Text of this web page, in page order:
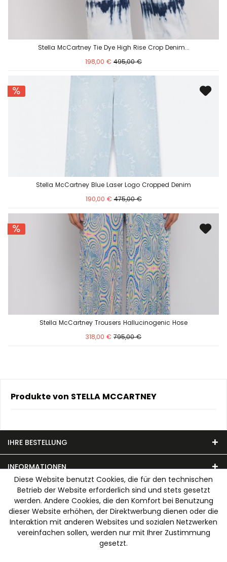
Stella McCartney Tie Dye High Rise Crop Denim...
198,00 € 495,00 €
Stella McCartney Blue Laser Logo Cropped Denim
190,00 € 475,00 €
Stella McCartney Trousers Hallucinogenic Hose
318,00 € 795,00 €
Produkte von STELLA MCCARTNEY
IHRE BESTELLUNG
INFORMATIONEN
UNSER MODEHAUS
WIR AKZEPTIEREN FOLGENDE ZAHLUNGSARTEN
Diese Website benutzt Cookies, die für den technischen
Betrieb der Website erforderlich sind und stets gesetzt
werden. Andere Cookies, die den Komfort bei Benutzung
dieser Website erhöhen, der Direktwerbung dienen oder die
Interaktion mit anderen Websites und sozialen Netzwerken
vereinfachen sollen, werden nur mit Ihrer Zustimmung
gesetzt.